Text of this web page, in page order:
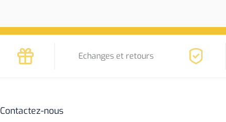
Echanges et retours
Contactez-nous